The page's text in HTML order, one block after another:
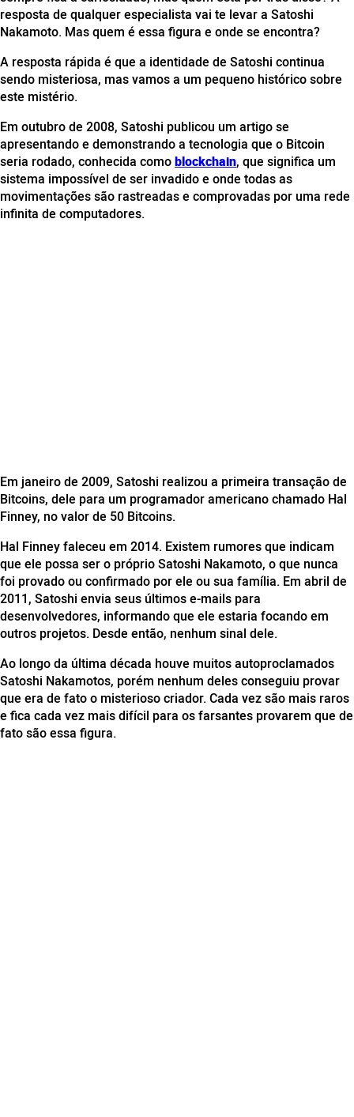
resposta de qualquer especialista vai te levar a Satoshi
Nakamoto. Mas quem é essa figura e onde se encontra?
A resposta rápida é que a identidade de Satoshi continua
sendo misteriosa, mas vamos a um pequeno histórico sobre
este mistério.
Em outubro de 2008, Satoshi publicou um artigo se
apresentando e demonstrando a tecnologia que o Bitcoin
seria rodado, conhecida comoblockchain, que significa um
sistema impossível de ser invadido e onde todas as
movimentações são rastreadas e comprovadas por uma rede
infinita de computadores.
Em janeiro de 2009, Satoshi realizou a primeira transação de
Bitcoins, dele para um programador americano chamado Hal
Finney, no valor de 50 Bitcoins.
Hal Finney faleceu em 2014. Existem rumores que indicam
que ele possa ser o próprio Satoshi Nakamoto, o que nunca
foi provado ou confirmado por ele ou sua família. Em abril de
2011, Satoshi envia seus últimos e-mails para
desenvolvedores, informando que ele estaria focando em
outros projetos. Desde então, nenhum sinal dele.
Ao longo da última década houve muitos autoproclamados
Satoshi Nakamotos, porém nenhum deles conseguiu provar
que era de fato o misterioso criador. Cada vez são mais raros
e fica cada vez mais difícil para os farsantes provarem que de
fato são essa figura.